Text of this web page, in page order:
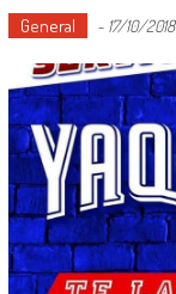
General - 17/10/2018